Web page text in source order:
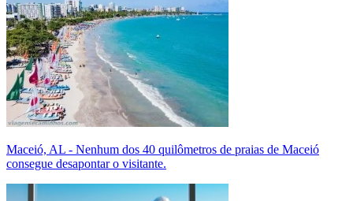
Maceió, AL - Nenhum dos 40 quilômetros de praias de Maceió
consegue desapontar o visitante.